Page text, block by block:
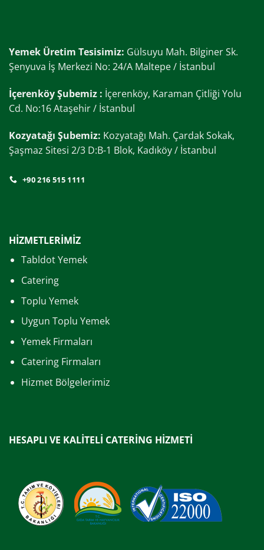
Yemek Üretim Tesisimiz: Gülsuyu Mah. Bilginer Sk.
Şenyuva İş Merkezi No: 24/A Maltepe / İstanbul
İçerenköy Şubemiz : İçerenköy, Karaman Çitliği Yolu
Cd. No:16 Ataşehir / İstanbul
Kozyatağı Şubemiz: Kozyatağı Mah. Çardak Sokak,
Şaşmaz Sitesi 2/3 D:B-1 Blok, Kadıköy / İstanbul
+90 216 515 1111
HİZMETLERİMİZ
Tabldot Yemek
Catering
Toplu Yemek
Uygun Toplu Yemek
Yemek Firmaları
Catering Firmaları
Hizmet Bölgelerimiz
HESAPLI VE KALİTELİ CATERİNG HİZMETİ